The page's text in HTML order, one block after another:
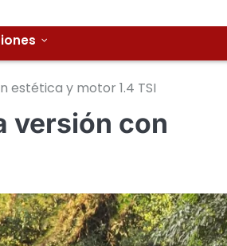
estética y motor 1.4 TSI
versión con